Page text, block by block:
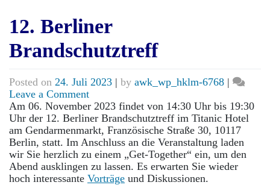
12. Berliner
Brandschutztreff
Posted on 24. Juli 2023 | by awk_wp_hklm-6768 |
Leave a Commenton
12.
Berliner
Brandschutztreff
Am 06. November 2023 findet von 14:30 Uhr bis 19:30
Uhr der 12. Berliner Brandschutztreff im Titanic Hotel
am Gendarmenmarkt, Französische Straße 30, 10117
Berlin, statt. Im Anschluss an die Veranstaltung laden
wir Sie herzlich zu einem „Get-Together“ ein, um den
Abend ausklingen zu lassen. Es erwarten Sie wieder
hoch interessante Vorträge und Diskussionen.